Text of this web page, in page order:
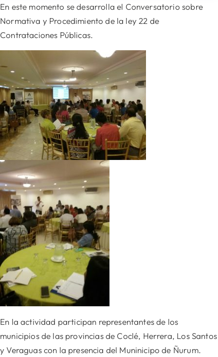
Nosotros
Directorio de Autoridades
Biblioteca
Últimas Noticias
Aplicaciones
En este momento se desarrolla el Conversatorio sobre
Normativa y Procedimiento de la ley 22 de
Contrataciones Públicas.
En la actividad participan representantes de los
municipios de las provincias de Coclé, Herrera, Los Santos
y Veraguas con la presencia del Muninicipo de Ñurum.